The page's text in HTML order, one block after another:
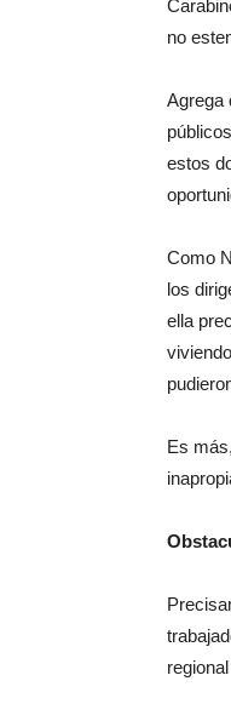
no
Agrega
estos
Como
los
ella
Es